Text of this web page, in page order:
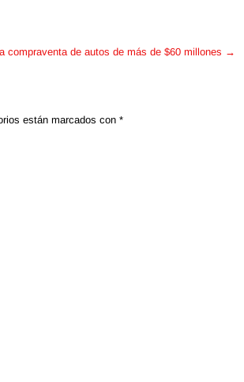
compraventa de autos de más de $60 millones →
están marcados con *